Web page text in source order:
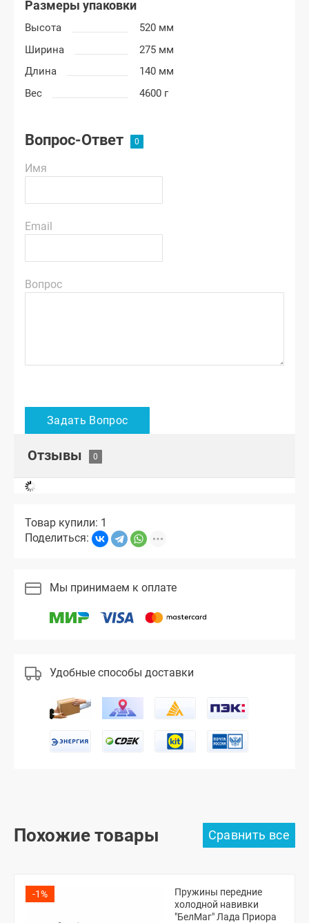
Размеры упаковки
Высота
520 мм
Ширина
275 мм
Длина
140 мм
Вес
4600 г
Вопрос-Ответ
Имя
Email
Вопрос
Отзывы
Товар купили: 1
Поделиться:
Мы принимаем к оплате
Удобные способы доставки
Похожие товары
-1%
Пружины передние
холодной навивки
"БелМаг" Лада Приора